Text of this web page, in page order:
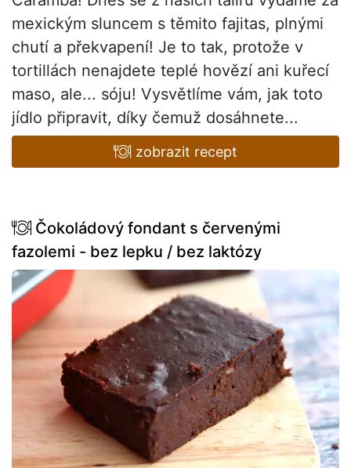
mexickým sluncem s těmito fajitas, plnými
chutí a překvapení! Je to tak, protože v
tortillách nenajdete teplé hovězí ani kuřecí
maso, ale... sóju! Vysvětlíme vám, jak toto
jídlo připravit, díky čemuž dosáhnete...
zobrazit recept
Čokoládový fondant s červenými
fazolemi - bez lepku / bez laktózy